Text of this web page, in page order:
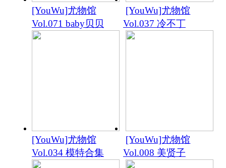
[YouWu]尤物馆
Vol.071 baby贝贝
[YouWu]尤物馆
Vol.037 冷不丁
[YouWu]尤物馆
Vol.034 模特合集
[YouWu]尤物馆
Vol.008 美贤子